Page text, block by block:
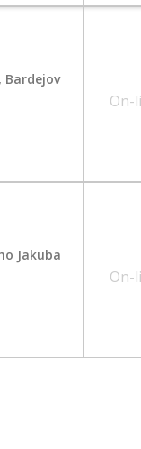
Bardejov
On-
Jakuba
On-